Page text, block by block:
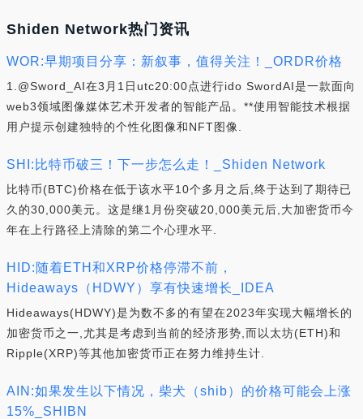
Shiden Network热门资讯
WOR:早期项目分享：新叙事，值得关注！_ORDR价格
1.@Sword_AI在3月1日utc20:00点进行ido SwordAI是一款面向
web3领域图像媒体艺术开发者的智能产品。**使用智能技术根据
用户提示创建独特的个性化图像和NFT图像.
SHI:比特币破三！下一步怎么走！_Shiden Network
比特币(BTC)价格在低于该水平10个多月之后,终于达到了期待已
久的30,000美元。这是继1月份突破20,000美元后,大加密货币今
年在上行路径上清除的第二个心理水平.
HID:随着ETH和XRP价格停滞不前，
Hideaways（HDWY）享有快速增长_IDEA
Hideaways(HDWY)是为数不多的有望在2023年实现大幅增长的
加密货币之一,尤其是考虑到当前的经济形势,而以太坊(ETH)和
Ripple(XRP)等其他加密货币正在努力维持生计.
AIN:如果发生以下情况，柴犬（shib）的价格可能会上涨
15%_SHIBN